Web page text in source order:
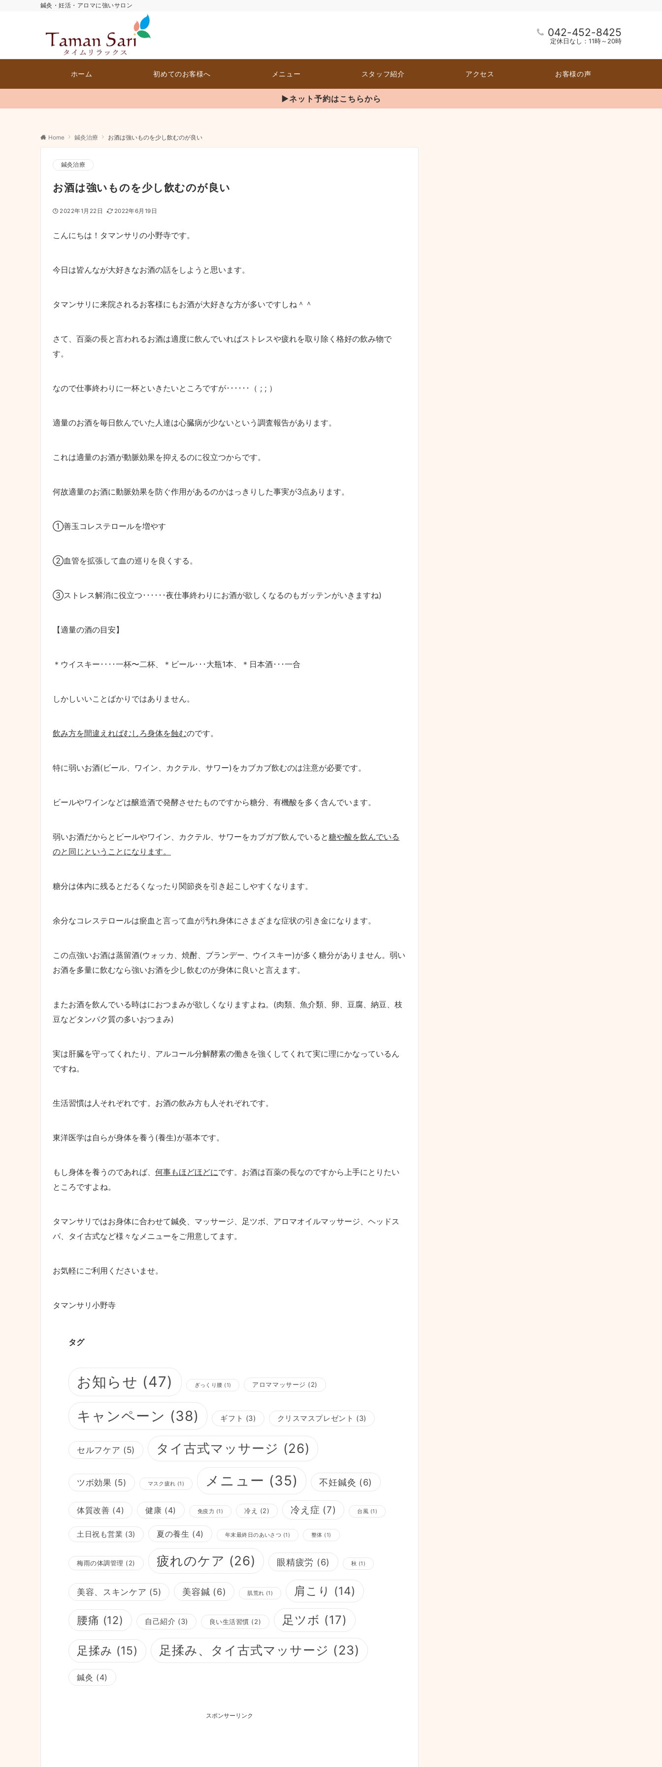
鍼灸・妊活・アロマに強いサロン
042-452-8425
定休日なし：11時～20時
ホーム 初めてのお客様へ メニュー スタッフ紹介 アクセス お客様の声
▶ネット予約はこちらから
Home 鍼灸治療 お酒は強いものを少し飲むのが良い
鍼灸治療
お酒は強いものを少し飲むのが良い
2022年1月22日 2022年6月19日
こんにちは！タマンサリの小野寺です。
今日は皆んなが大好きなお酒の話をしようと思います。
タマンサリに来院されるお客様にもお酒が大好きな方が多いですしね＾＾
さて、百薬の長と言われるお酒は適度に飲んでいればストレスや疲れを取り除く格好の飲み物で
す。
なので仕事終わりに一杯といきたいところですが･･････（ ; ; ）
適量のお酒を毎日飲んでいた人達は心臓病が少ないという調査報告があります。
これは適量のお酒が動脈効果を抑えるのに役立つからです。
何故適量のお酒に動脈効果を防ぐ作用があるのかはっきりした事実が3点あります。
①善玉コレステロールを増やす
②血管を拡張して血の巡りを良くする。
③ストレス解消に役立つ･･････夜仕事終わりにお酒が欲しくなるのもガッテンがいきますね)
【適量の酒の目安】
＊ウイスキー････一杯〜二杯、＊ビール･･･大瓶1本、＊日本酒･･･一合
しかしいいことばかりではありません。
飲み方を間違えればむしろ身体を蝕むのです。
特に弱いお酒(ビール、ワイン、カクテル、サワー)をカブカブ飲むのは注意が必要です。
ビールやワインなどは醸造酒で発酵させたものですから糖分、有機酸を多く含んでいます。
弱いお酒だからとビールやワイン、カクテル、サワーをカブガブ飲んでいると糖や酸を飲んでいる
のと同じ ということ になります。
糖分は体内に残るとだるくなったり関節炎を引き起こしやすくなります。
余分なコレステロールは瘀血と言って血が汚れ身体にさまざまな症状の引き金になります。
この点強いお酒は蒸留酒(ウォッカ、焼酎、ブランデー、ウイスキー)が多く糖分がありません。弱い
お酒を多量に飲むなら強いお酒を少し飲むのが身体に良いと言えます。
またお酒を飲んでいる時はにおつまみが欲しくなりますよね。(肉類、魚介類、卵、豆腐、納豆、枝
豆などタンパク質の多いおつまみ)
実は肝臓を守ってくれたり、アルコール分解酵素の働きを強くしてくれて実に理にかなっているん
ですね。
生活習慣は人それぞれです。お酒の飲み方も人それぞれです。
東洋医学は自らが身体を養う(養生)が基本です。
もし身体を養うのであれば、 何事もほどほどにです。お酒は百薬の長なのですから上手にとりたい
ところですよね。
タマンサリではお身体に合わせて鍼灸、マッサージ、足ツボ、アロマオイルマッサージ、ヘッドス
パ、タイ古式など様々なメニューをご用意してます。
お気軽にご利用くださいませ。
タマンサリ小野寺
タグ
お知らせ (47) ぎっくり腰 (1) アロママッサージ (2)
キャンペーン (38) ギフト (3) クリスマスプレゼント (3)
セルフケア (5) タイ古式マッサージ (26)
ツボ効果 (5) マスク疲れ (1) メニュー (35) 不妊鍼灸 (6)
体質改善 (4) 健康 (4) 免疫力 (1) 冷え (2) 冷え症 (7) 台風 (1)
土日祝も営業 (3) 夏の養生 (4) 年末最終日のあいさつ (1) 整体 (1)
梅雨の体調管理 (2) 疲れのケア (26) 眼精疲労 (6) 秋 (1)
美容、スキンケア (5) 美容鍼 (6) 肌荒れ (1) 肩こり (14)
腰痛 (12) 自己紹介 (3) 良い生活習慣 (2) 足ツボ (17)
足揉み (15) 足揉み、タイ古式マッサージ (23)
鍼灸 (4)
スポンサーリンク